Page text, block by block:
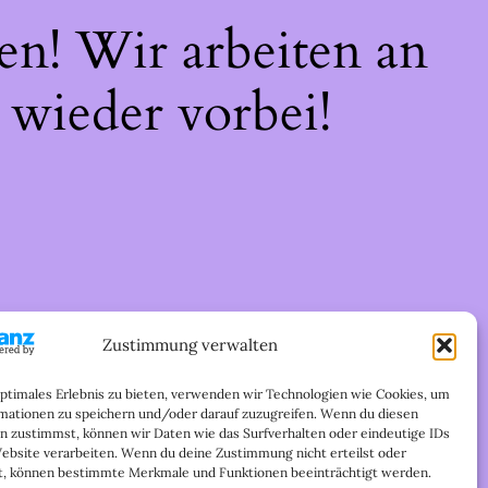
Zustimmung verwalten
Erlebnis zu bieten, verwenden wir Technologien wie Cookies, um
zu speichern und/oder darauf zuzugreifen. Wenn du diesen
zustimmst, können wir Daten wie das Surfverhalten oder eindeutige IDs
verarbeiten. Wenn du deine Zustimmung nicht erteilst oder
können bestimmte Merkmale und Funktionen beeinträchtigt werden.
Wir arbeiten an
vorbei!